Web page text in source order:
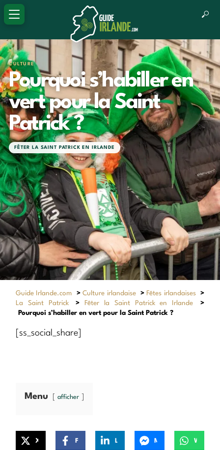
CULTURE
Pourquoi s’habiller en
vert pour la Saint
Patrick ?
FÊTER LA SAINT PATRICK EN IRLANDE
Guide Irlande.com >Culture irlandaise > Fêtes irlandaises
>
La Saint Patrick
> Fêter la Saint Patrick en Irlande
>
Pourquoi s’habiller en vert pour la Saint Patrick ?
[ss_social_share]
Menu afficher